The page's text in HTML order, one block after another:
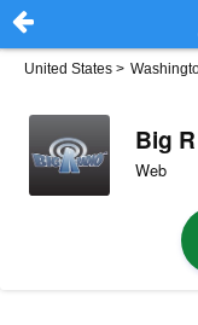
United States >
Big
Web